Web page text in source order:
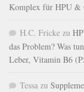
Komplex für HPU &
H.C. Fricke zu
das Problem? Was
Leber, Vitamin B6
Tessa zu